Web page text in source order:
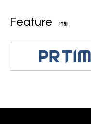
Feature 特集